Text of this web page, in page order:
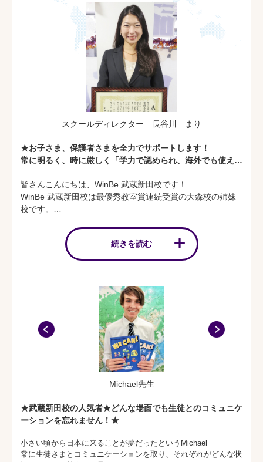
スクールディレクター 長谷川 まり
★お子さま、保護者さまを全力でサポートします！
常に明るく、時に厳しく「学力で認められ、海外でも使える
皆さんこんにちは、WinBe 武蔵新田校です！
WinBe 武蔵新田校は最優秀教室賞連続受賞の大森校の姉妹
校です。
さまの英語力や進学のマネジメント、保護者さまのご希望や
ご要望をにお応えしていけるカウンセリングを常にして参り
来の為に役立てられたらと思います。
生徒さま、保護者さまお一人おひとりへ寄り添っていくこと
が私の信念です。
何かご不安点等がございましたらいつでもご相談ください。
日本の教育指導要領はこの数年で様々なことが変わり、また
保護者さまとのカウンセリングを通して皆さまの英語への意
識も大きく変わったと感じております。
生徒さまたちが少しでも楽しく確実に学んで頂けますよう、
カリキュラムの改善や成果の見える化に取組んでおります。
また、WinBeでは生徒さまたちが自分の力で答えを導くこと
や挙手していく自主性などを育むことを目的としており、常
続きを読む
Michael先生
★武蔵新田校の人気者★どんな場面でも生徒とのコミュニケ
ーションを忘れません！★
小さい頃から日本に来ることが夢だったというMichael
常に生徒さまとコミュニケーションを取り、それぞれがどんな状